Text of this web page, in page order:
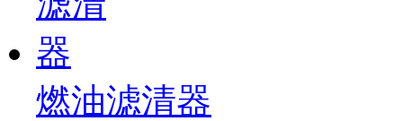
燃油滤清器